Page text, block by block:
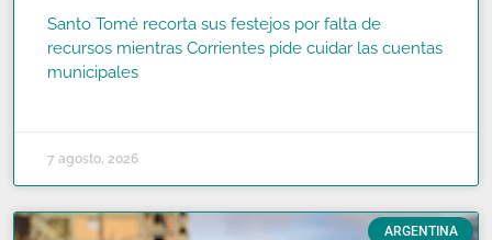
Santo Tomé recorta sus festejos por falta de
recursos mientras Corrientes pide cuidar las cuentas
municipales
7 agosto, 2026
ARGENTINA